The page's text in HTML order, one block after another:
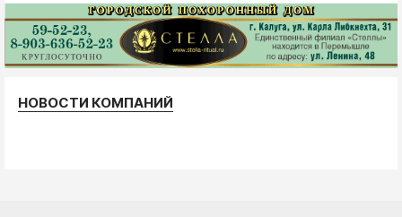
НОВОСТИ КОМПАНИЙ